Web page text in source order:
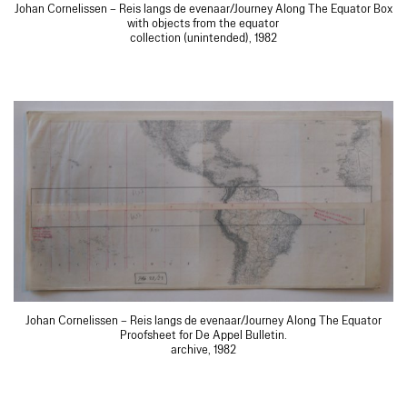
Johan Cornelissen – Reis langs de evenaar/Journey Along The Equator Box
with objects from the equator
collection (unintended), 1982
Johan Cornelissen – Reis langs de evenaar/Journey Along The Equator
Proofsheet for De Appel Bulletin.
archive, 1982